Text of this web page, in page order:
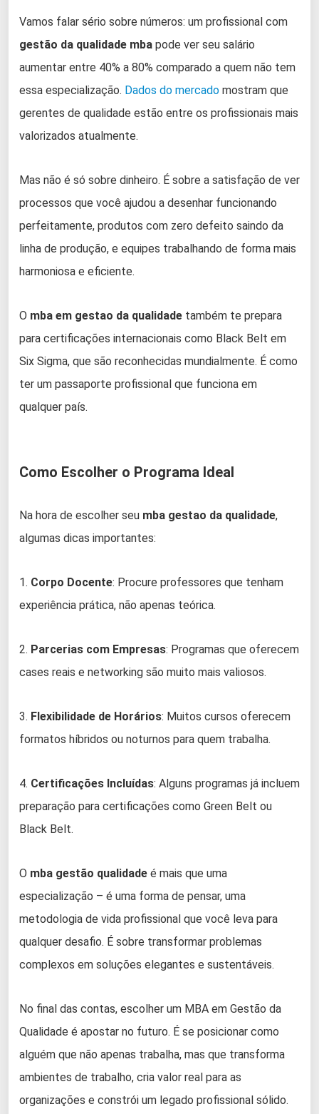
Vamos falar sério sobre números: um profissional com
gestão da qualidade mba pode ver seu salário
aumentar entre 40% a 80% comparado a quem não tem
essa especialização. Dados do mercado mostram que
gerentes de qualidade estão entre os profissionais mais
valorizados atualmente.
Mas não é só sobre dinheiro. É sobre a satisfação de ver
processos que você ajudou a desenhar funcionando
perfeitamente, produtos com zero defeito saindo da
linha de produção, e equipes trabalhando de forma mais
harmoniosa e eficiente.
O mba em gestao da qualidade também te prepara
para certificações internacionais como Black Belt em
Six Sigma, que são reconhecidas mundialmente. É como
ter um passaporte profissional que funciona em
qualquer país.
Como Escolher o Programa Ideal
Na hora de escolher seu mba gestao da qualidade,
algumas dicas importantes:
1. Corpo Docente: Procure professores que tenham
experiência prática, não apenas teórica.
2. Parcerias com Empresas: Programas que oferecem
cases reais e networking são muito mais valiosos.
3. Flexibilidade de Horários: Muitos cursos oferecem
formatos híbridos ou noturnos para quem trabalha.
4. Certificações Incluídas: Alguns programas já incluem
preparação para certificações como Green Belt ou
Black Belt.
O mba gestão qualidade é mais que uma
especialização – é uma forma de pensar, uma
metodologia de vida profissional que você leva para
qualquer desafio. É sobre transformar problemas
complexos em soluções elegantes e sustentáveis.
No final das contas, escolher um MBA em Gestão da
Qualidade é apostar no futuro. É se posicionar como
alguém que não apenas trabalha, mas que transforma
ambientes de trabalho, cria valor real para as
organizações e constrói um legado profissional sólido.